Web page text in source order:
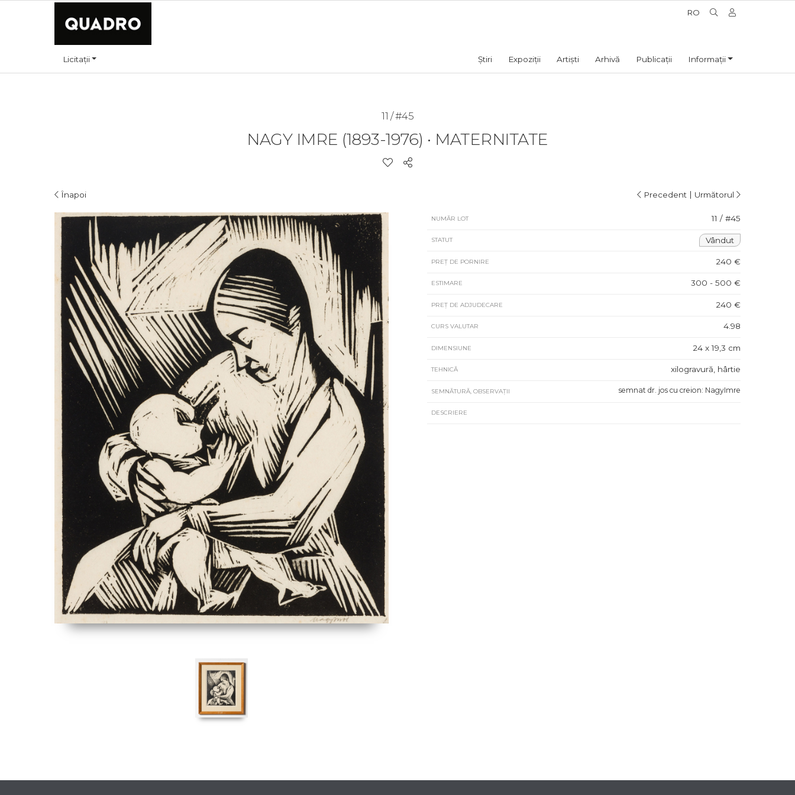
RO
Licitații Știri Expoziții Artiști Arhivă Publicații Informații
11 / #45
NAGY IMRE (1893-1976) • MATERNITATE
Înapoi Precedent | Următorul
NUMĂR LOT 11 / #45
STATUT Vândut
PREȚ DE PORNIRE 240 €
ESTIMARE 300 - 500 €
PREȚ DE ADJUDECARE 240 €
CURS VALUTAR 4.98
DIMENSIUNE 24 x 19,3 cm
TEHNICĂ xilogravură, hârtie
SEMNĂTURĂ, OBSERVAȚII semnat dr. jos cu creion: NagyImre
DESCRIERE